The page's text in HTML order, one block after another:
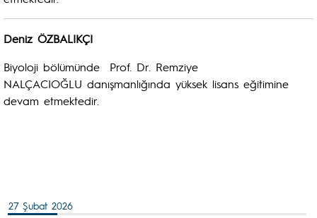
Deniz ÖZBALIKÇI
Biyoloji bölümünde Prof. Dr. Remziye
NALÇACIOĞLU danışmanlığında yüksek lisans eğitimine
devam etmektedir.
27 Şubat 2026